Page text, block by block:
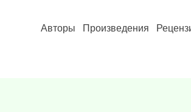
Авторы Произведения